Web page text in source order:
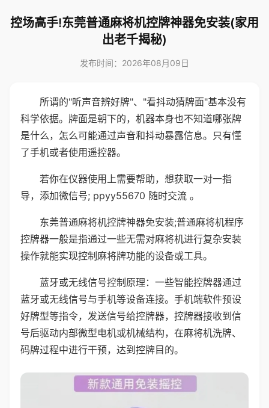
控场高手!东莞普通麻将机控牌神器免安装(家用
出老千揭秘)
发布时间：2026年08月09日
所谓的"听声音辨好牌"、"看抖动猜牌面"基本没有
科学依据。牌面是朝下的，机器本身也不知道哪张牌
是什么，怎么可能通过声音和抖动暴露信息。只有懂
了手机或者使用遥控器。
若你在仪器使用上需要帮助，想获取一对一指
导，添加微信号; ppyy55670 随时交流 。
东莞普通麻将机控牌神器免安装;普通麻将机程序
控牌器一般是指通过一些无需对麻将机进行复杂安装
操作就能实现控制麻将牌功能的设备或工具。
蓝牙或无线信号控制原理：一些智能控牌器通过
蓝牙或无线信号与手机等设备连接。手机端软件预设
好牌型等指令，发送信号给控牌器，控牌器接收到信
号后驱动内部微型电机或机械结构，在麻将机洗牌、
码牌过程中进行干预，达到控牌目的。